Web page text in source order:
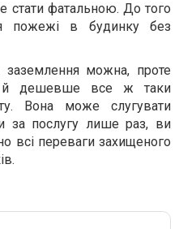
стати фатальною. До того
пожежі в будинку без
можна, проте
й дешевше все ж таки
Вона може слугувати
за послугу лише раз, ви
всі переваги захищеного